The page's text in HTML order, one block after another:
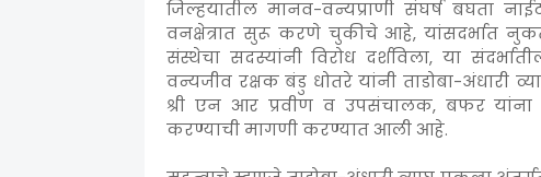
जिल्हयातील मानव-वन्यप्राणी संघर्ष बघता
वनक्षेत्रात सुरू करणे चुकीचे आहे, यांसदर्भात
संस्थेचा सदस्यांनी विरोध दर्शविला, या
वन्यजीव रक्षक बंडु धोतरे यांनी ताडोबा-अंधारी
श्री एन आर प्रवीण व उपसंचालक, बफर यांना
करण्याची मागणी करण्यात आली आहे.